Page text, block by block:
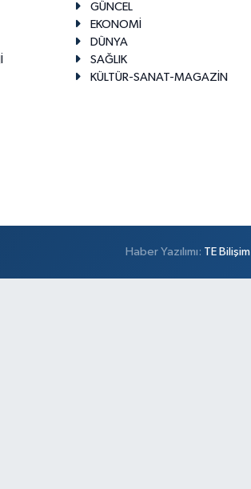
GÜNCEL
EKONOMİ
DÜNYA
SAĞLIK
KÜLTÜR-SANAT-MAGAZİN
Haber Yazılımı: TE Bilişim